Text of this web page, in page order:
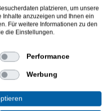
sich das Balzer Feeder
Brasse und Plötze
kannst du auch
beim Feederangeln?
Widerstand zu spüren.
besonders bei
platzieren, um unsere
Inhalte anzuzeigen und Ihnen ein
Für weitere Informationen zu den
die Einstellungen.
Performance
Werbung